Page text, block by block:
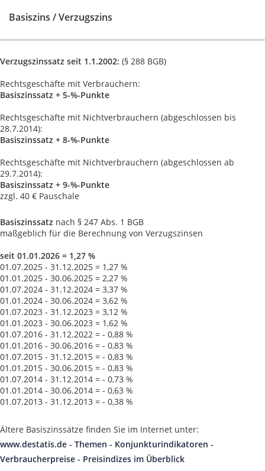
Basiszins / Verzugszins
Verzugszinssatz seit 1.1.2002: (§ 288 BGB)
Rechtsgeschäfte mit Verbrauchern:
Basiszinssatz + 5-%-Punkte
Rechtsgeschäfte mit Nichtverbrauchern (abgeschlossen bis
28.7.2014):
Basiszinssatz + 8-%-Punkte
Rechtsgeschäfte mit Nichtverbrauchern (abgeschlossen ab
29.7.2014):
Basiszinssatz + 9-%-Punkte
zzgl. 40 € Pauschale
Basiszinssatz nach § 247 Abs. 1 BGB
maßgeblich für die Berechnung von Verzugszinsen
seit 01.01.2026 = 1,27 %
01.07.2025 - 31.12.2025 = 1,27 %
01.01.2025 - 30.06.2025 = 2,27 %
01.07.2024 - 31.12.2024 = 3,37 %
01.01.2024 - 30.06.2024 = 3,62 %
01.07.2023 - 31.12.2023 = 3,12 %
01.01.2023 - 30.06.2023 = 1,62 %
01.07.2016 - 31.12.2022 = - 0,88 %
01.01.2016 - 30.06.2016 = - 0,83 %
01.07.2015 - 31.12.2015 = - 0,83 %
01.01.2015 - 30.06.2015 = - 0,83 %
01.07.2014 - 31.12.2014 = - 0,73 %
01.01.2014 - 30.06.2014 = - 0,63 %
01.07.2013 - 31.12.2013 = - 0,38 %
Ältere Basiszinssätze finden Sie im Internet unter:
www.destatis.de - Themen - Konjunkturindikatoren -
Verbraucherpreise - Preisindizes im Überblick